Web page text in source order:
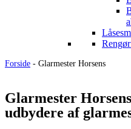
Forside - Glarmester Horsens
Glarmester
udbydere af